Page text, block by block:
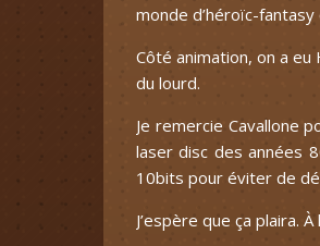
monde d’héroïc-
Côté animation, on a eu
du lourd.
Je remercie Cavallone
laser disc des années
10bits pour éviter de
J’espère que ça plaira.